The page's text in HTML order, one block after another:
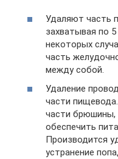
Удаляют часть
захватывая по
некоторых
часть
между собой.
Удаление
части
части брюшины,
обеспечить
Производится
устранение